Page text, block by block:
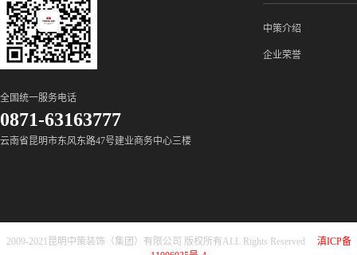
全国统一服务电话
0871-63163777
云南省昆明市东风东路47号建业商务中心三楼
中策介绍
企业荣誉
2009-2021昆明中策装饰（集团）有限公司 版权所有ALL Rights Reserved
滇ICP备